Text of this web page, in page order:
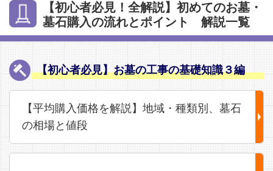
【初心者必見！全解説】初めてのお墓・
墓石購入の流れとポイント 解説一覧
【初心者必見】お墓の工事の基礎知識３編
【平均購入価格を解説】地域・種類別、墓石
の相場と値段